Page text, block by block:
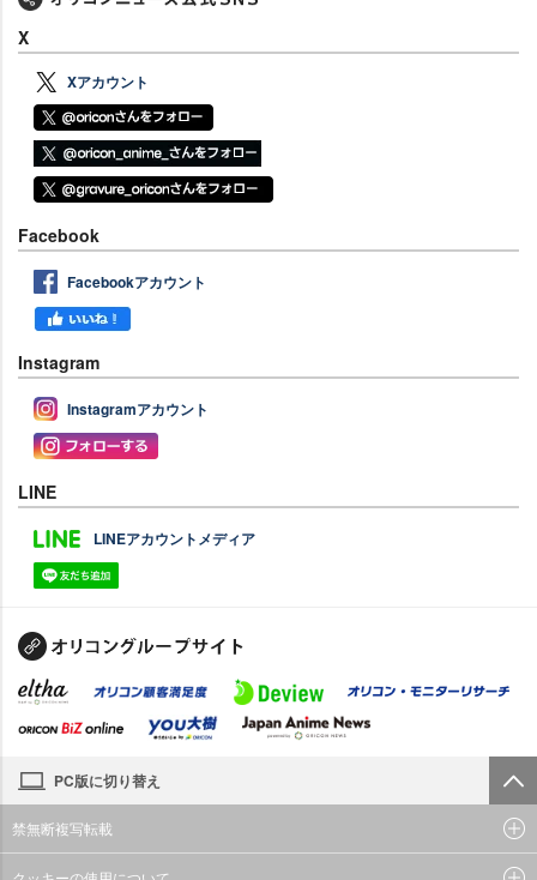
X
Xアカウント
Facebook
Facebookアカウント
Instagram
Instagramアカウント
LINE
LINEアカウントメディア
PC版に切り替え
禁無断複写転載